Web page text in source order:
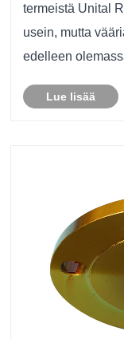
termeistä Unital
usein, mutta
edelleen
käsitteet
Lue lisää